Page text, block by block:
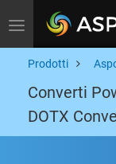
Toggle navigation
Prodotti
Converti
DOTX